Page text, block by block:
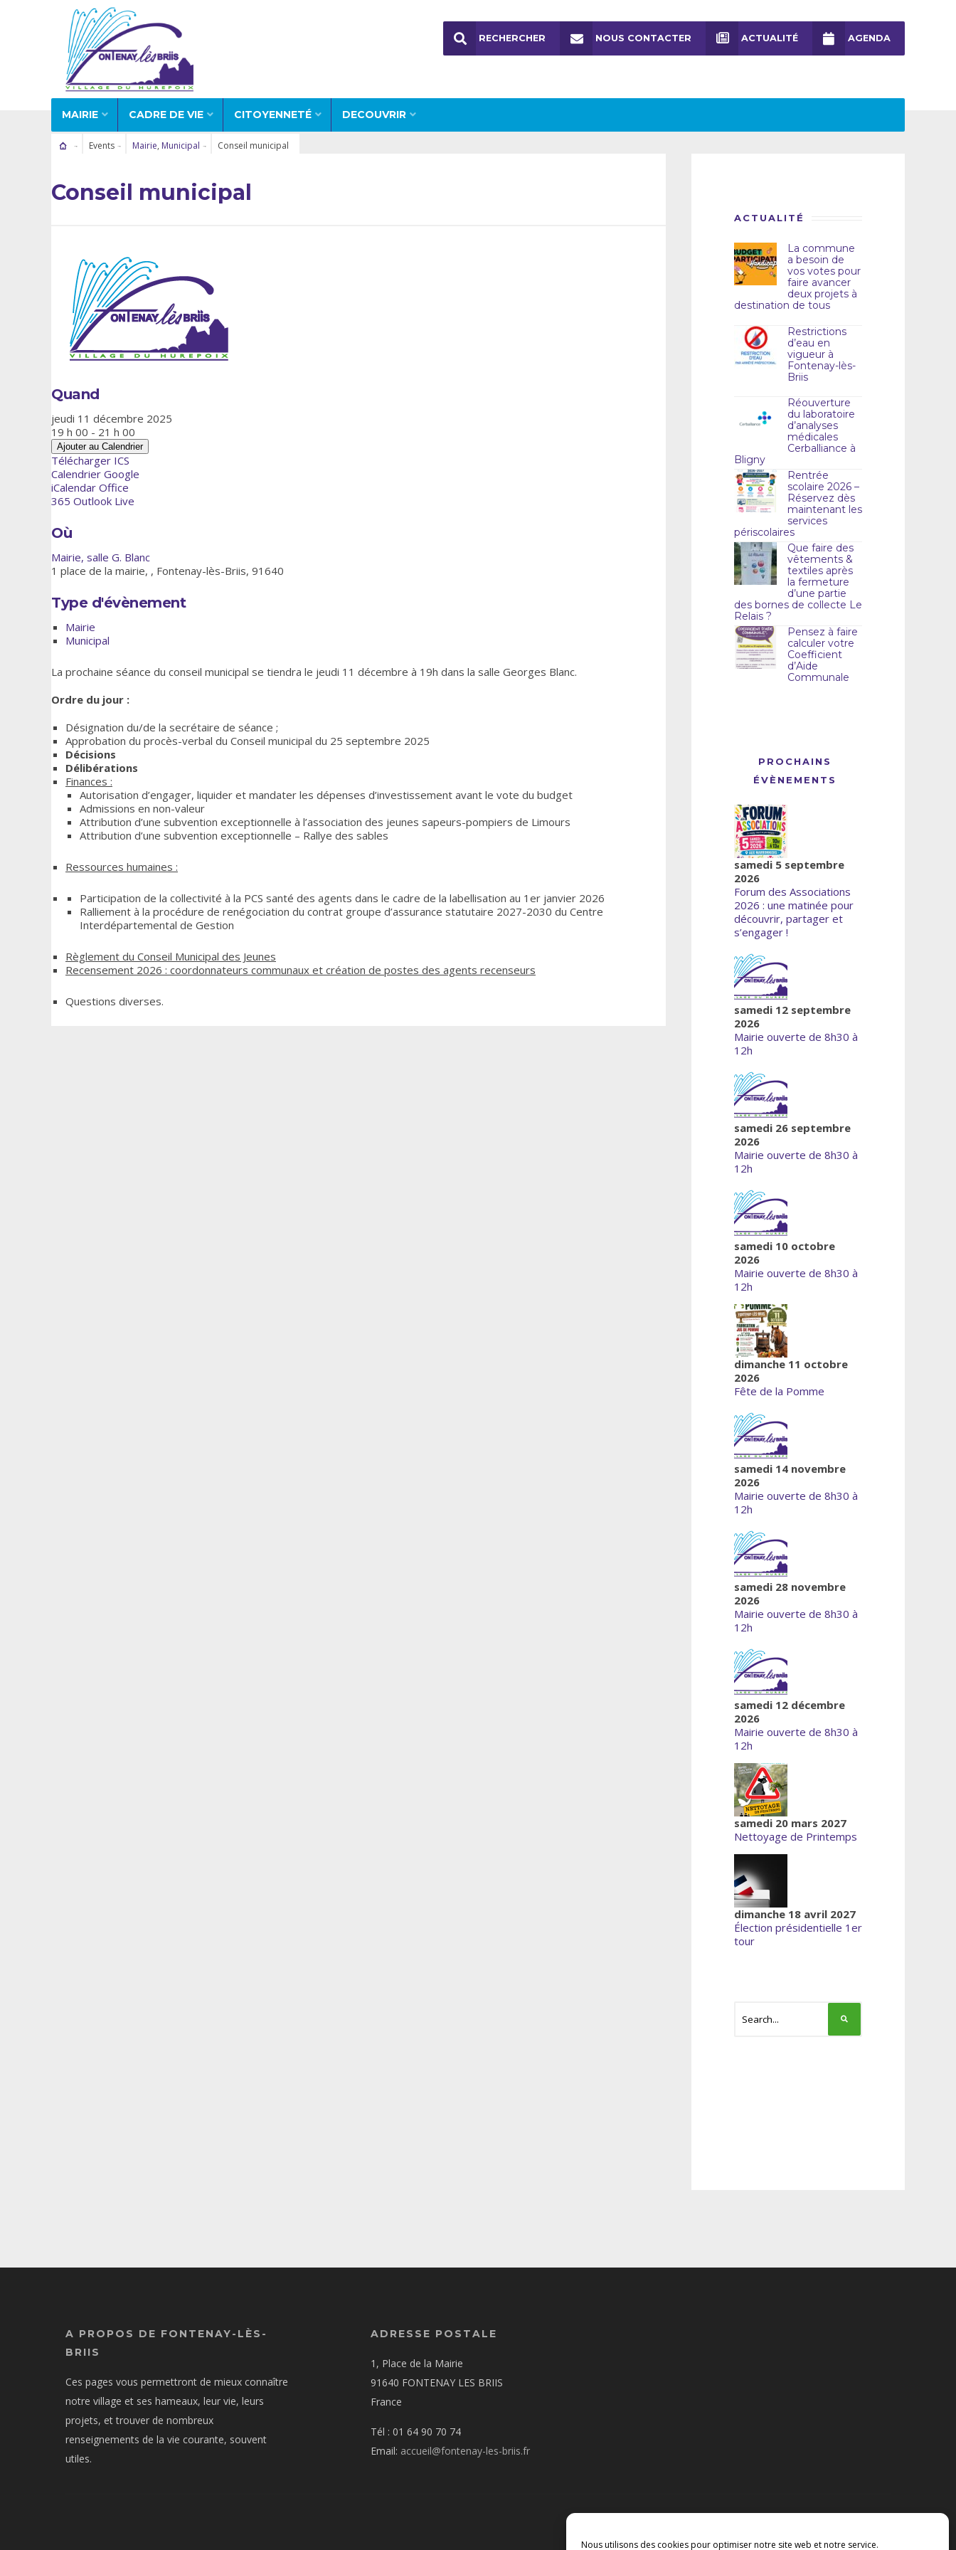
Nous utilisons des cookies pour optimiser notre site web et notre service.
MAIRIE CADRE DE VIE CITOYENNETÉ DECOUVRIR
RECHERCHER NOUS CONTACTER ACTUALITÉ AGENDA
Events Mairie, Municipal Conseil municipal
Conseil municipal
Quand
jeudi 11 décembre 2025
19 h 00 - 21 h 00
Ajouter au Calendrier
Télécharger ICS
Calendrier Google
iCalendar Office
365 Outlook Live
Où
Mairie, salle G. Blanc
1 place de la mairie, , Fontenay-lès-Briis, 91640
Type d'évènement
Mairie
Municipal
La prochaine séance du conseil municipal se tiendra le jeudi 11 décembre à 19h dans la salle Georges Blanc.
Ordre du jour :
Désignation du/de la secrétaire de séance ;
Approbation du procès-verbal du Conseil municipal du 25 septembre 2025
Décisions
Délibérations
Finances :
Autorisation d’engager, liquider et mandater les dépenses d’investissement avant le vote du budget
Admissions en non-valeur
Attribution d’une subvention exceptionnelle à l’association des jeunes sapeurs-pompiers de Limours
Attribution d’une subvention exceptionnelle – Rallye des sables
Ressources humaines :
Participation de la collectivité à la PCS santé des agents dans le cadre de la labellisation au 1er janvier 2026
Ralliement à la procédure de renégociation du contrat groupe d’assurance statutaire 2027-2030 du Centre
Interdépartemental de Gestion
Règlement du Conseil Municipal des Jeunes
Recensement 2026 : coordonnateurs communaux et création de postes des agents recenseurs
Questions diverses.
ACTUALITÉ
La commune
a besoin de
vos votes pour
faire avancer
deux projets à
destination de tous
Restrictions
d’eau en
vigueur à
Fontenay-lès-
Briis
Réouverture
du laboratoire
d’analyses
médicales
Cerballiance à
Bligny
Rentrée
scolaire 2026 –
Réservez dès
maintenant les
services
périscolaires
Que faire des
vêtements &
textiles après
la fermeture
d’une partie
des bornes de collecte Le
Relais ?
Pensez à faire
calculer votre
Coefficient
d’Aide
Communale
PROCHAINS
ÉVÈNEMENTS
samedi 5 septembre
2026
Forum des Associations
2026 : une matinée pour
découvrir, partager et
s’engager !
samedi 12 septembre
2026
Mairie ouverte de 8h30 à
12h
samedi 26 septembre
2026
Mairie ouverte de 8h30 à
12h
samedi 10 octobre
2026
Mairie ouverte de 8h30 à
12h
dimanche 11 octobre
2026
Fête de la Pomme
samedi 14 novembre
2026
Mairie ouverte de 8h30 à
12h
samedi 28 novembre
2026
Mairie ouverte de 8h30 à
12h
samedi 12 décembre
2026
Mairie ouverte de 8h30 à
12h
samedi 20 mars 2027
Nettoyage de Printemps
dimanche 18 avril 2027
Élection présidentielle 1er
tour
A PROPOS DE FONTENAY-LÈS-
BRIIS
Ces pages vous permettront de mieux connaître
notre village et ses hameaux, leur vie, leurs
projets, et trouver de nombreux
renseignements de la vie courante, souvent
utiles.
ADRESSE POSTALE
1, Place de la Mairie
91640 FONTENAY LES BRIIS
France
Tél : 01 64 90 70 74
Email: accueil@fontenay-les-briis.fr